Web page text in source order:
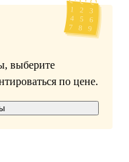
выберите
по цене.